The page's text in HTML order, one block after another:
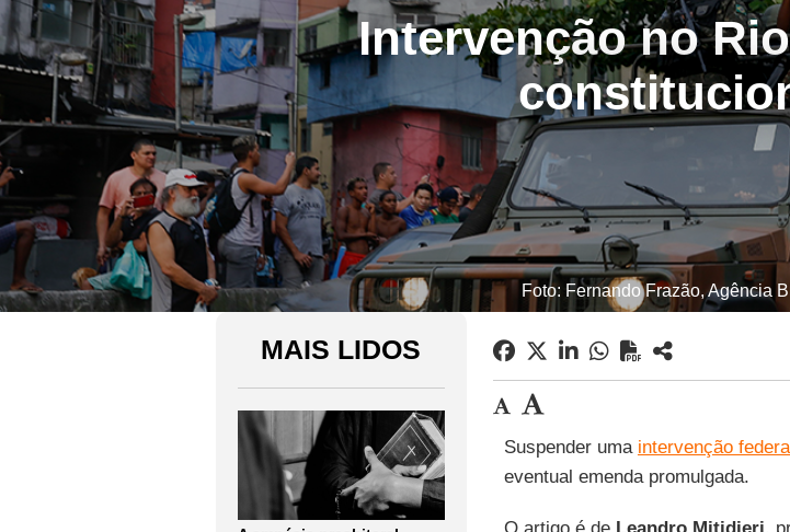
Intervenção no
Foto: Fernando Frazão, Agência
MAIS LIDOS
Suspender uma intervenção
eventual emenda promulgada.